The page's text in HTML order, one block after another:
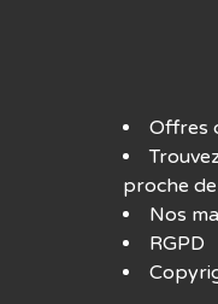
Offres
proche
Nos
RGPD